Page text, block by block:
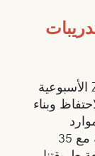
أدى التعلم المتزامن مع مكالمات Zoom الأسبوعية
وبناء
الموظفين. لن ندير ورشة عمل شخصية مع 35